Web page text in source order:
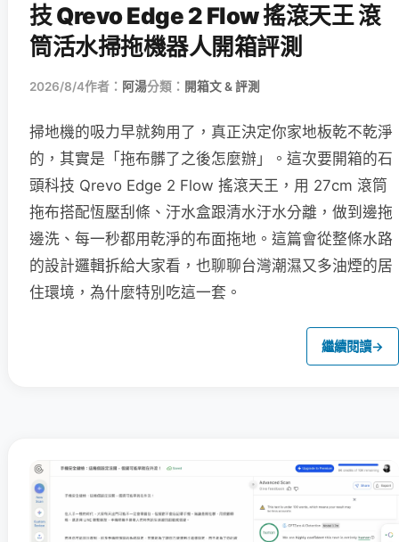
技 Qrevo Edge 2 Flow 搖滾天王 滾
筒活水掃拖機器人開箱評測
2026/8/4作者： 阿湯分類： 開箱文 & 評測
掃地機的吸力早就夠用了，真正決定你家地板乾不乾淨
的，其實是「拖布髒了之後怎麼辦」。這次要開箱的石
頭科技 Qrevo Edge 2 Flow 搖滾天王，用 27cm 滾筒
拖布搭配恆壓刮條、汙水盒跟清水汙水分離，做到邊拖
邊洗、每一秒都用乾淨的布面拖地。這篇會從整條水路
的設計邏輯拆給大家看，也聊聊台灣潮濕又多油煙的居
住環境，為什麼特別吃這一套。
繼續閱讀→